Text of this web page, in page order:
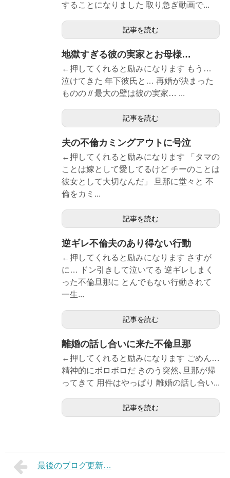
することになりました 取り急ぎ動画で...
記事を読む
地獄すぎる彼の実家とお母様…
←押してくれると励みになります もう…
泣けてきた 年下彼氏と… 再婚が決まった
ものの // 最大の壁は彼の実家… ...
記事を読む
夫の不倫カミングアウトに号泣
←押してくれると励みになります 「タマの
ことは嫁として愛してるけど チーのことは
彼女として大切なんだ」 旦那に堂々と 不
倫をカミ...
記事を読む
逆ギレ不倫夫のあり得ない行動
←押してくれると励みになります さすが
に… ドン引きして泣いてる 逆ギレしまく
った不倫旦那に とんでもない行動されて
一生...
記事を読む
離婚の話し合いに来た不倫旦那
←押してくれると励みになります ごめん…
精神的にボロボロだ きのう突然､旦那が帰
ってきて 用件はやっぱり 離婚の話し合い...
記事を読む
最後のブログ更新…